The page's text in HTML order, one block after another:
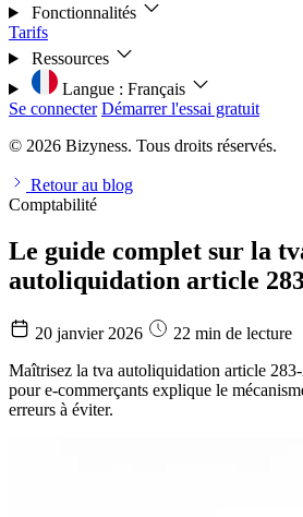
Fonctionnalités
Tarifs
Ressources
Langue : Français
Se connecter Démarrer l'essai gratuit
© 2026 Bizyness. Tous droits réservés.
Retour au blog
Comptabilité
Le guide complet sur la
autoliquidation article
20 janvier 2026
22 min de lecture
Maîtrisez la tva autoliquidation article
pour e-commerçants explique le
erreurs à éviter.